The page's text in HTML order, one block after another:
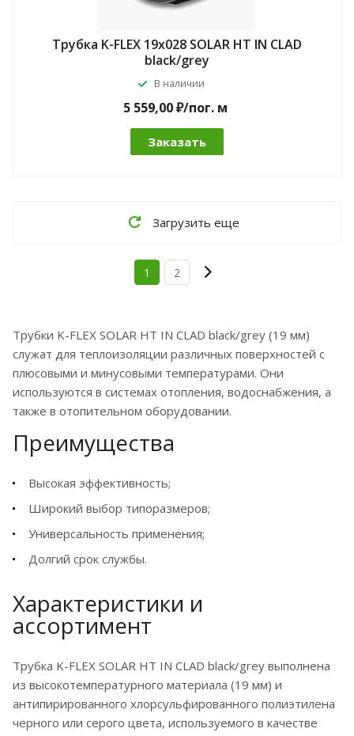
Трубка K-FLEX 19x028 SOLAR HT IN CLAD
black/grey
В наличии
5 559,00 ₽/пог.м
Заказать
Загрузить еще
1 2
Трубки K-FLEX SOLAR HT IN CLAD black/grey (19 мм)
служат для теплоизоляции различных поверхностей с
плюсовыми и минусовыми температурами. Они
используются в системах отопления, водоснабжения, а
также в отопительном оборудовании.
Преимущества
Высокая эффективность;
Широкий выбор типоразмеров;
Универсальность применения;
Долгий срок службы.
Характеристики и
ассортимент
Трубка K-FLEX SOLAR HT IN CLAD black/grey выполнена
из высокотемпературного материала (19 мм) и
антипирированного хлорсульфированного полиэтилена
черного или серого цвета, используемого в качестве